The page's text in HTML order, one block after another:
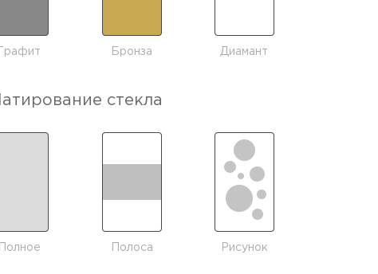
Графит Бронза Диамант
стекла
Полное Полоса Рисунок